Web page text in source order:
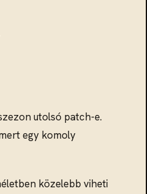
utolsó patch-e.
egy komoly
közelebb viheti